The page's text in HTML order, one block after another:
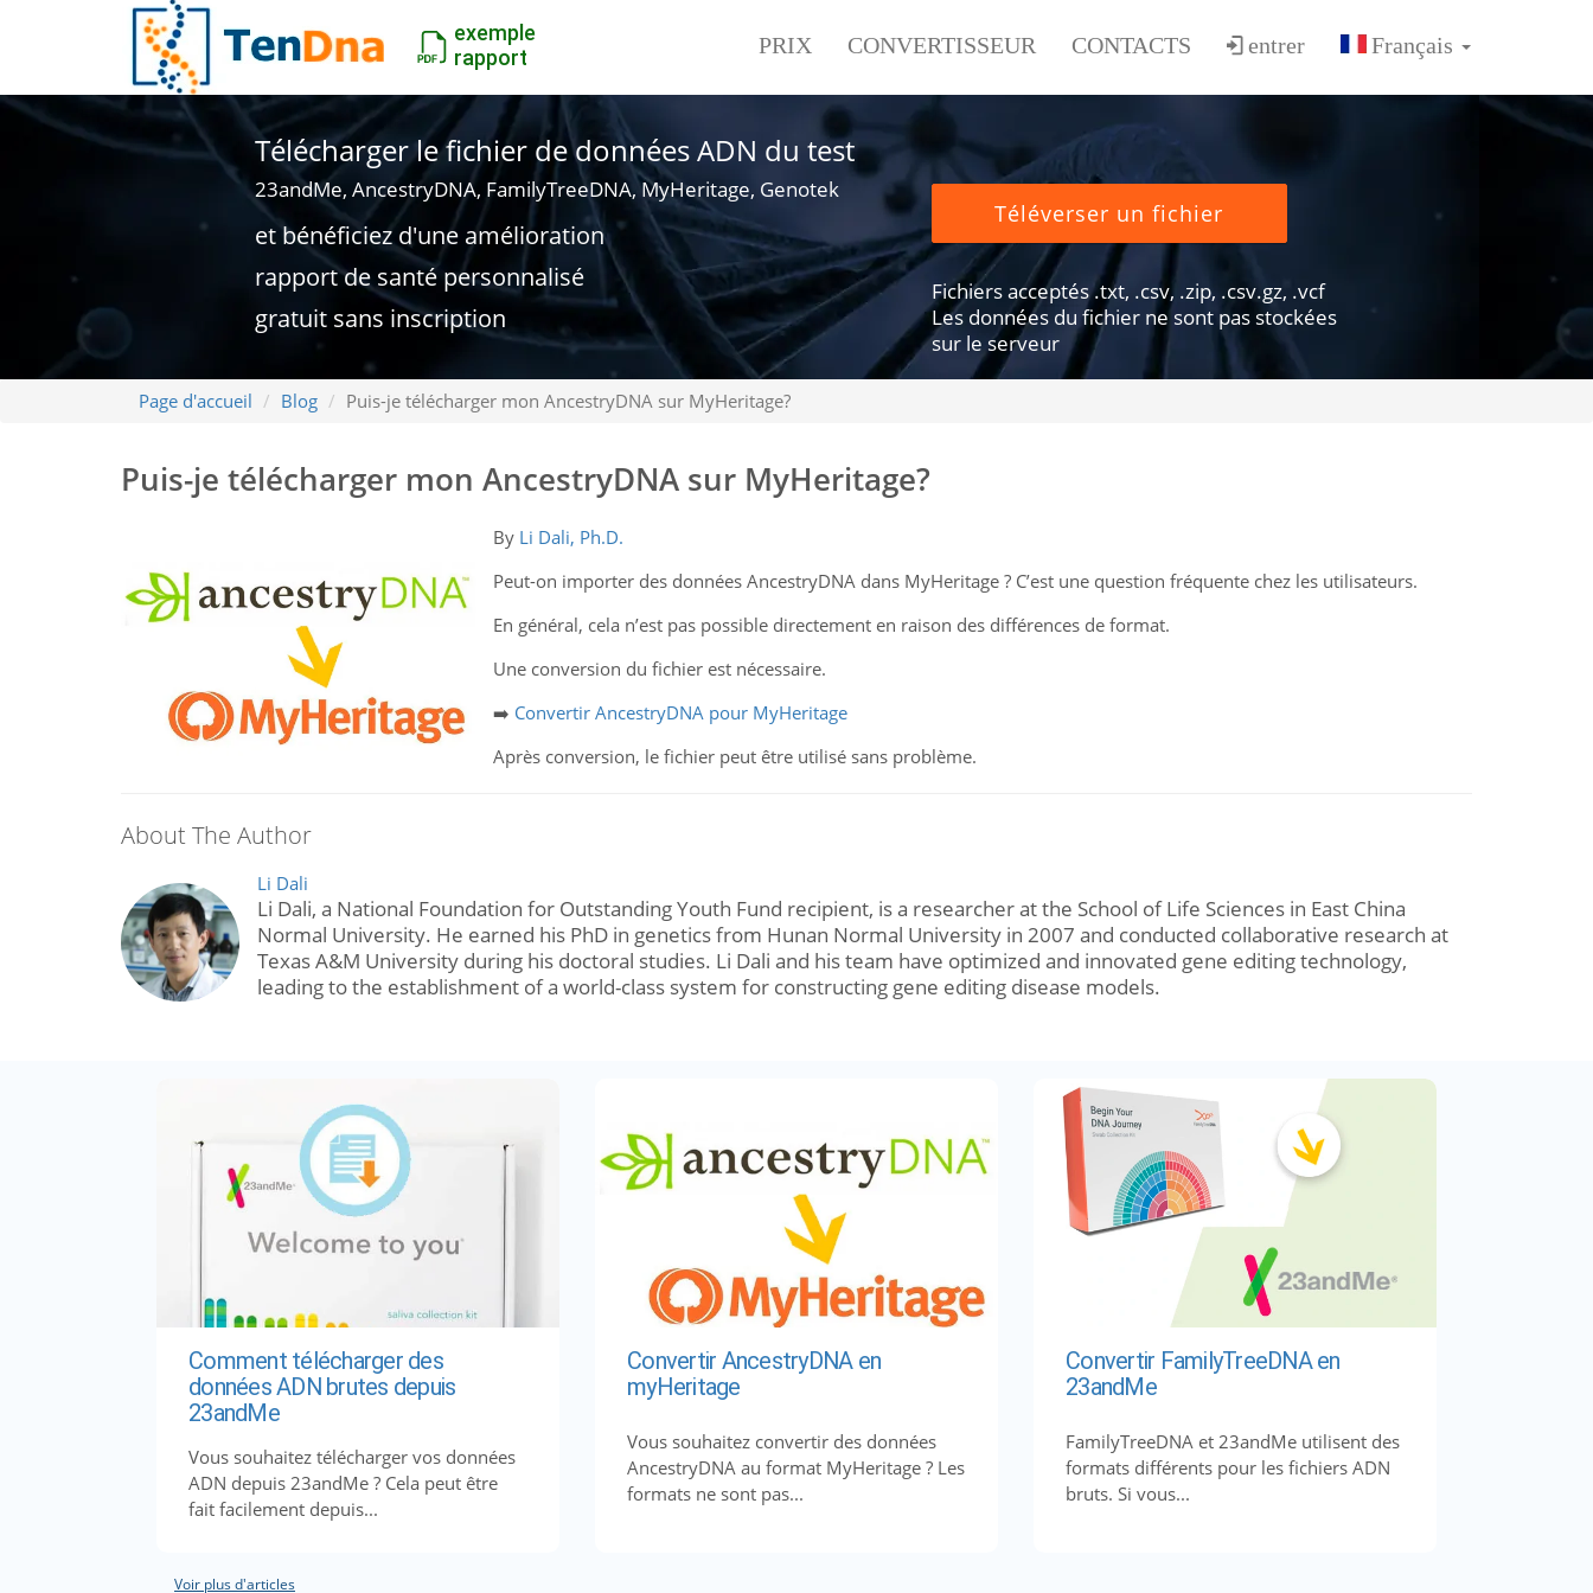
exemple
rapport
PRIX CONVERTISSEUR CONTACTS entrer
Télécharger le fichier de données ADN du test
23andMe, AncestryDNA, FamilyTreeDNA, MyHeritage, Genotek
et bénéficiez d'une amélioration
rapport de santé personnalisé
gratuit sans inscription
Téléverser un fichier
Fichiers acceptés .txt, .csv, .zip, .csv.gz, .vcf
Les données du fichier ne sont pas stockées
sur le serveur
Page d'accueil Blog Puis-je télécharger mon AncestryDNA sur MyHeritage?
Puis-je télécharger mon AncestryDNA sur MyHeritage?
By Li Dali, Ph.D.
Peut-on importer des données AncestryDNA dans MyHeritage ? C’est une question fréquente chez les utilisateurs.
En général, cela n’est pas possible directement en raison des différences de format.
Une conversion du fichier est nécessaire.
➡️ Convertir AncestryDNA pour MyHeritage
Après conversion, le fichier peut être utilisé sans problème.
About The Author
Li Dali
Li Dali, a National Foundation for Outstanding Youth Fund recipient, is a researcher at the School of Life Sciences in East China
Normal University. He earned his PhD in genetics from Hunan Normal University in 2007 and conducted collaborative research at
Texas A&M University during his doctoral studies. Li Dali and his team have optimized and innovated gene editing technology,
leading to the establishment of a world-class system for constructing gene editing disease models.
Comment télécharger des
données ADN brutes depuis
23andMe
Vous souhaitez télécharger vos données
ADN depuis 23andMe ? Cela peut être
fait facilement depuis...
Convertir AncestryDNA en
myHeritage
Vous souhaitez convertir des données
AncestryDNA au format MyHeritage ? Les
formats ne sont pas...
Convertir FamilyTreeDNA en
23andMe
FamilyTreeDNA et 23andMe utilisent des
formats différents pour les fichiers ADN
bruts. Si vous...
Voir plus d'articles